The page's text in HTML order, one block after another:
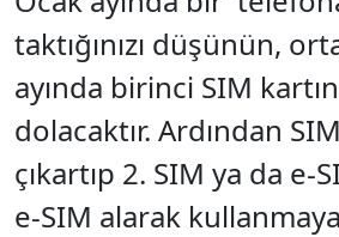
taktığınızı düşünün,
ayında birinci SIM
dolacaktır. Ardından SIM
çıkartıp 2. SIM ya da e-
e-SIM alarak